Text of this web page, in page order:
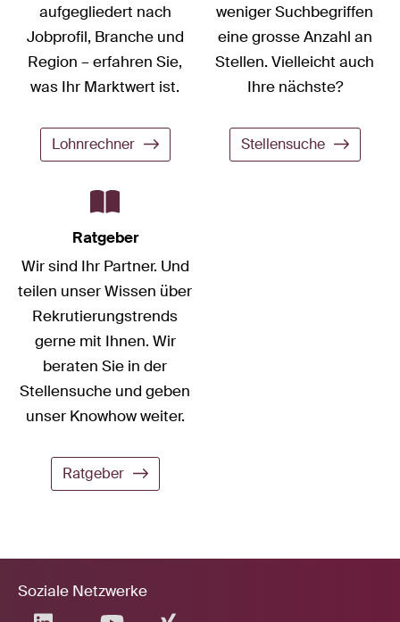
aufgegliedert nach
Jobprofil, Branche und
Region – erfahren Sie,
was Ihr Marktwert ist.
Lohnrechner
weniger Suchbegriffen
eine grosse Anzahl an
Stellen. Vielleicht auch
Ihre nächste?
Stellensuche
Ratgeber
Wir sind Ihr Partner. Und
teilen unser Wissen über
Rekrutierungstrends
gerne mit Ihnen. Wir
beraten Sie in der
Stellensuche und geben
unser Knowhow weiter.
Ratgeber
Soziale Netzwerke